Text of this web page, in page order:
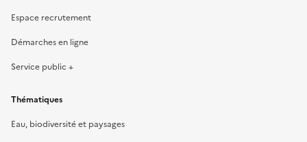
Espace recrutement
Démarches en ligne
Service public +
Thématiques
Eau, biodiversité et paysages